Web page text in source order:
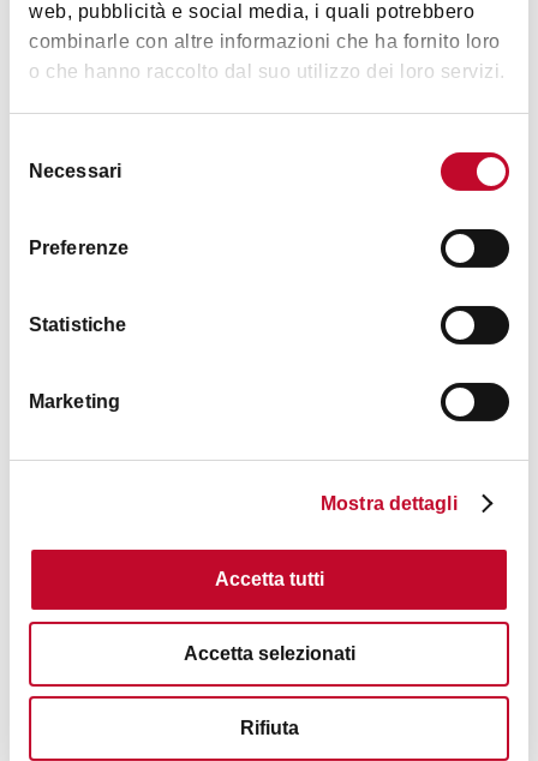
web, pubblicità e social media, i quali potrebbero
combinarle con altre informazioni che ha fornito loro
o che hanno raccolto dal suo utilizzo dei loro servizi.
delNecessari
Preferenze
Statistiche
Marketing
Mostra dettagli
Accetta tutti
Accetta selezionati
Rifiuta
ALTRE CITTÀ
ATTIVITÀ
€ 0
Bologna Portici Festival - Visite guidate ai
BOLOGNA
ATTIVITÀ